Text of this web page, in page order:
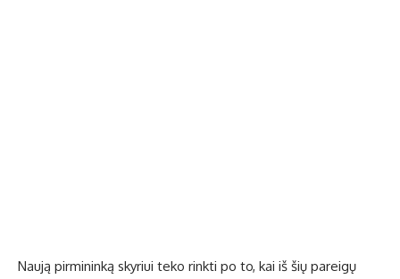
Naują pirmininką skyriui teko rinkti po to, kai iš šių pareigų